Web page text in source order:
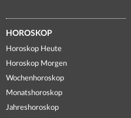
HOROSKOP
Horoskop Heute
Horoskop Morgen
Wochenhoroskop
Monatshoroskop
Jahreshoroskop